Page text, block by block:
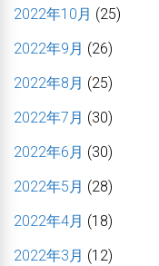
2022年10月 (25)
2022年9月 (26)
2022年8月 (25)
2022年7月 (30)
2022年6月 (30)
2022年5月 (28)
2022年4月 (18)
2022年3月 (12)